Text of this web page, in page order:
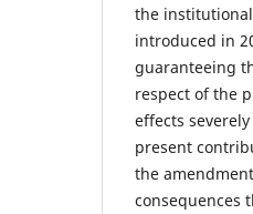
the
introduced in
guaranteeing
respect of the
effects
present
the
consequences